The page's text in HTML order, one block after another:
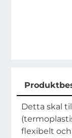
Detta skal
flexibelt